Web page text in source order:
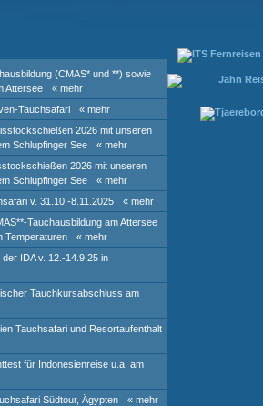
(CMAS* und **) sowie
Attersee
« mehr
Tauchsafari
« mehr
2026 mit unseren
Schlupfinger See
« mehr
2026 mit unseren
Schlupfinger See
« mehr
v. 31.10.-8.11.2025
« mehr
Tauchausbildung am Attersee
Temperaturen
« mehr
IDA v. 12.-14.9.25 in
Tauchkursabschluss am
Tauchsafari und Resortaufenthalt
für Indonesienreise u.a. am
Südtour, Ägypten
« mehr